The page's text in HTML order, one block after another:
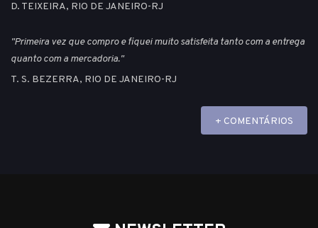
D. TEIXEIRA, RIO DE JANEIRO-RJ
"Primeira vez que compro e fiquei muito satisfeita tanto com a entrega
quanto com a mercadoria."
T. S. BEZERRA, RIO DE JANEIRO-RJ
+ COMENTÁRIOS